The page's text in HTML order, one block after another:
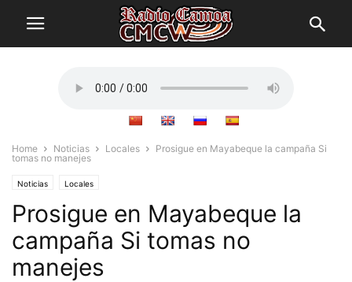
Home Noticias Locales
Prosigue en Mayabeque la campaña Si
tomas no manejes
Noticias Locales
Prosigue en Mayabeque la
campaña Si tomas no
manejes